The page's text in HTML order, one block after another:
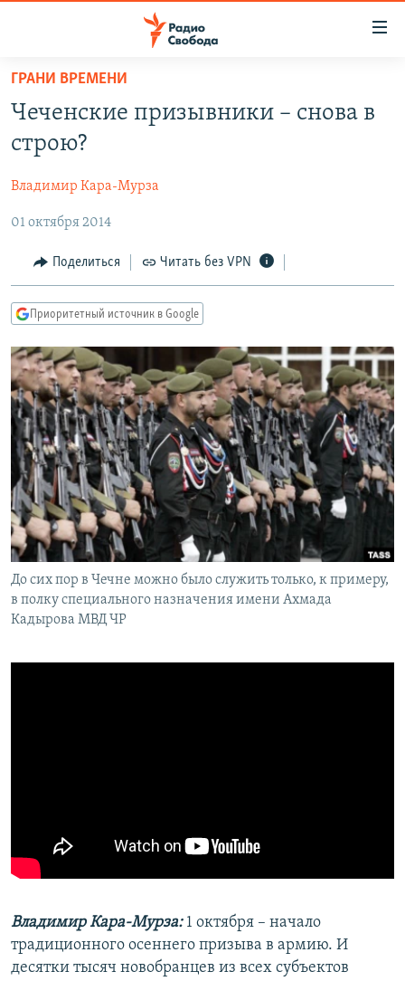
упрощенного
доступа
основному
Вернутся
главной
навигации
Вернутся
поиску
АВТОРСКИЕ ПРОЕКТЫ
ЦИТАТЫ СВОБОДЫ
МНЕНИЯ
КУЛЬТУРА
IDEL.РЕАЛИИ
КАВКАЗ.РЕАЛИИ
СЕВЕР.РЕАЛИИ
СИБИРЬ.РЕАЛИИ
РАСПИСАНИЕ ВЕЩАНИЯ
ПОДПИШИТЕСЬ НА РАССЫЛКУ
СОЦИАЛЬНЫЕ СЕТИ
Все сайты РСЕ/РС
ГРАНИ ВРЕМЕНИ
Чеченские призывники – снова в
строю?
Владимир Кара-Мурза
01 октября 2014
Поделиться Читать без VPN
Приоритетный источник в Google
До сих пор в Чечне можно было служить только, к примеру,
в полку специального назначения имени Ахмада
Кадырова МВД ЧР
Владимир Кара-Мурза: 1 октября – начало
традиционного осеннего призыва в армию. И
десятки тысяч новобранцев из всех субъектов